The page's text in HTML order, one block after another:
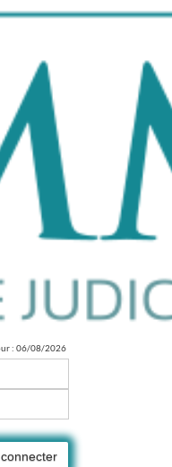
: 06/08/2026